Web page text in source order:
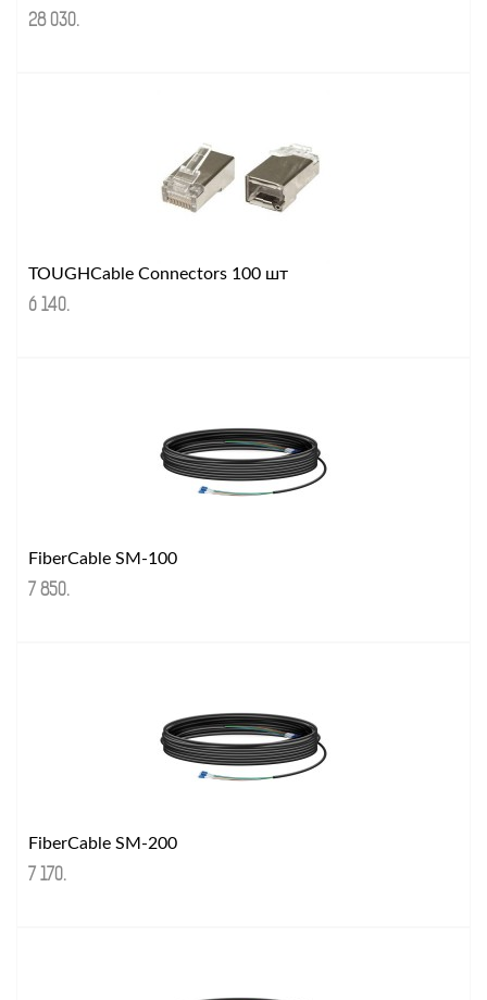
28 030.
TOUGHCable Connectors 100 шт
6 140.
FiberCable SM-100
7 850.
FiberCable SM-200
7 170.